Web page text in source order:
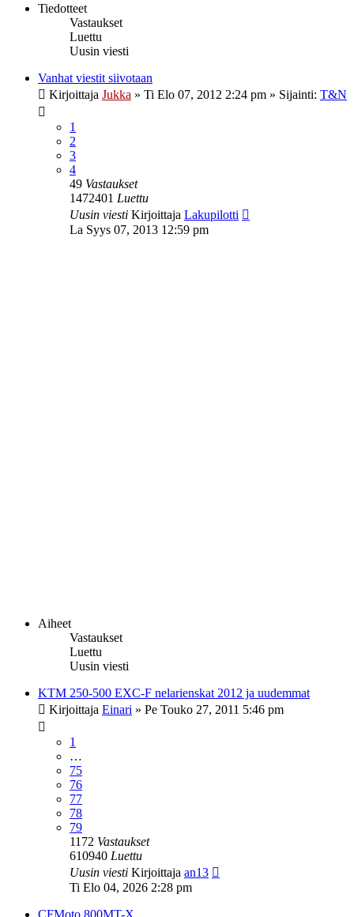
Tiedotteet
Vastaukset
Luettu
Uusin viesti
Vanhat viestit siivotaan
Kirjoittaja Jukka » Ti Elo 07, 2012 2:24 pm » Sijainti: T&N
1
2
3
4
49 Vastaukset
1472401 Luettu
Uusin viesti Kirjoittaja Lakupilotti
La Syys 07, 2013 12:59 pm
Aiheet
Vastaukset
Luettu
Uusin viesti
KTM 250-500 EXC-F nelarienskat 2012 ja uudemmat
Kirjoittaja Einari » Pe Touko 27, 2011 5:46 pm
1
…
75
76
77
78
79
1172 Vastaukset
610940 Luettu
Uusin viesti Kirjoittaja an13
Ti Elo 04, 2026 2:28 pm
CFMoto 800MT-X